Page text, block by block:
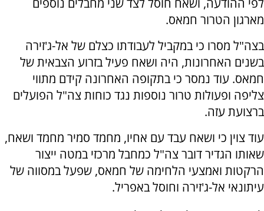
לפי ההודעה, ושאח חוסל לצד שני מחבלים נוספים
מארגון הטרור חמאס.
בצה"ל מסרו כי במקביל לעבודתו כצלם של אל-ג'זירה
בשנים האחרונות, היה ושאח פעיל בזרוע הצבאית של
חמאס. עוד נמסר כי בתקופה האחרונה קידם מתווי
צליפה ופעולות טרור נוספות נגד כוחות צה"ל הפועלים
ברצועת עזה.
עוד צוין כי ושאח עבד עם אחיו, מחמד סמיר מחמד ושאח,
שאותו הגדיר דובר צה"ל כמחבל מרכזי במטה ייצור
הרקטות ואמצעי הלחימה של חמאס, שפעל במסווה של
עיתונאי אל-ג'זירה וחוסל באפריל.